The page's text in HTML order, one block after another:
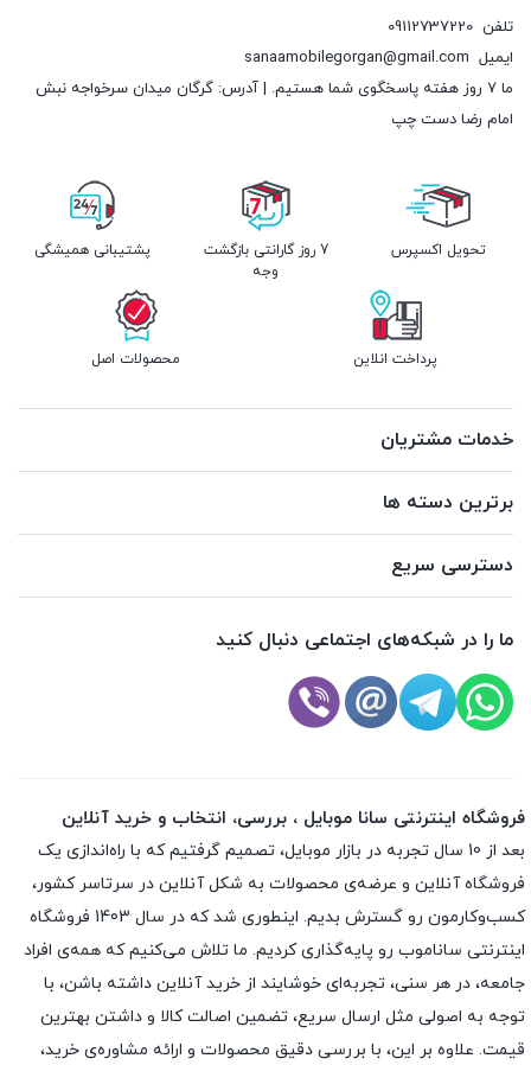
تلفن 09112737220
ایمیل sanaamobilegorgan@gmail.com
ما 7 روز هفته پاسخگوی شما هستیم. | آدرس: گرگان میدان سرخواجه نبش
امام رضا دست چپ
تحویل اکسپرس
7 روز گارانتی بازگشت
وجه
پشتیبانی همیشگی
پرداخت انلاین محصولات اصل
خدمات مشتریان
برترین دسته ها
دسترسی سریع
ما را در شبکه‌های اجتماعی دنبال کنید
فروشگاه اینترنتی سانا موبایل ، بررسی، انتخاب و خرید آنلاین
بعد از 10 سال تجربه در بازار موبایل، تصمیم گرفتیم که با راه‌اندازی یک
فروشگاه آنلاین و عرضه‌ی محصولات به شکل آنلاین در سرتاسر کشور،
کسب‌وکارمون رو گسترش بدیم. اینطوری شد که در سال 1403 فروشگاه
اینترنتی ساناموب رو پایه‌گذاری کردیم. ما تلاش می‌کنیم که همه‌ی افراد
جامعه، در هر سنی، تجربه‌ای خوشایند از خرید آنلاین داشته باشن، با
توجه به اصولی مثل ارسال سریع، تضمین اصالت کالا و داشتن بهترین
قیمت. علاوه بر این، با بررسی دقیق محصولات و ارائه مشاوره‌ی خرید،